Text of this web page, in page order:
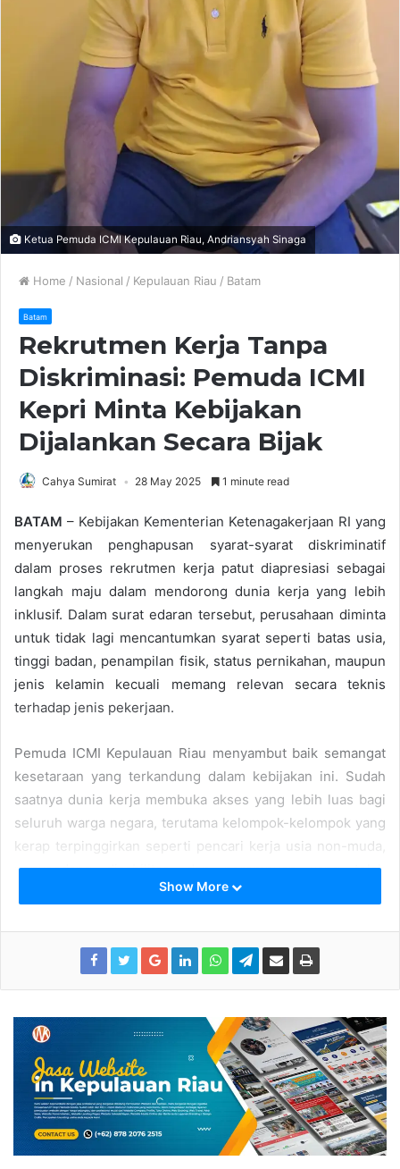
Ketua Pemuda ICMI Kepulauan Riau, Andriansyah Sinaga
Home / Nasional / Kepulauan Riau / Batam
Batam
Rekrutmen Kerja Tanpa
Diskriminasi: Pemuda ICMI
Kepri Minta Kebijakan
Dijalankan Secara Bijak
Cahya Sumirat 28 May 2025 1 minute read
BATAM – Kebijakan Kementerian Ketenagakerjaan RI yang
menyerukan penghapusan syarat-syarat diskriminatif
dalam proses rekrutmen kerja patut diapresiasi sebagai
langkah maju dalam mendorong dunia kerja yang lebih
inklusif. Dalam surat edaran tersebut, perusahaan diminta
untuk tidak lagi mencantumkan syarat seperti batas usia,
tinggi badan, penampilan fisik, status pernikahan, maupun
jenis kelamin kecuali memang relevan secara teknis
terhadap jenis pekerjaan.
Pemuda ICMI Kepulauan Riau menyambut baik semangat
kesetaraan yang terkandung dalam kebijakan ini. Sudah
saatnya dunia kerja membuka akses yang lebih luas bagi
seluruh warga negara, terutama kelompok-kelompok yang
kerap terpinggirkan seperti pencari kerja usia non-muda,
penyandang disabilitas, dan perempuan yang telah
pelaksanaan kebijakan ini memerlukan kebijaksanaan dan
tuntutan kompetensi, termasuk dalam beberapa hal yang
berkaitan dengan fisik atau representasi diri.
“Untuk itu, kami berharap kebijakan ini tidak diterapkan
secara kaku atau justru menyulitkan pelaku usaha dalam
mencari SDM yang tepat,” ujar Ketua Pemuda ICMI
Show More